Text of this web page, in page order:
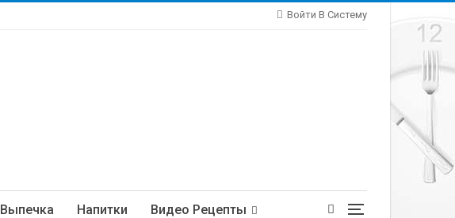
Войти В Систему
Выпечка Напитки Видео Рецепты